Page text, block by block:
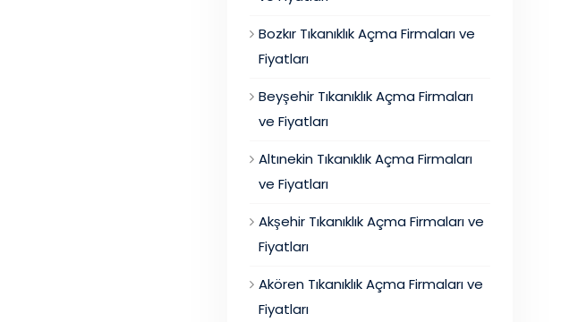
Bozkır Tıkanıklık Açma Firmaları ve
Fiyatları
Beyşehir Tıkanıklık Açma Firmaları
ve Fiyatları
Altınekin Tıkanıklık Açma Firmaları
ve Fiyatları
Akşehir Tıkanıklık Açma Firmaları ve
Fiyatları
Akören Tıkanıklık Açma Firmaları ve
Fiyatları